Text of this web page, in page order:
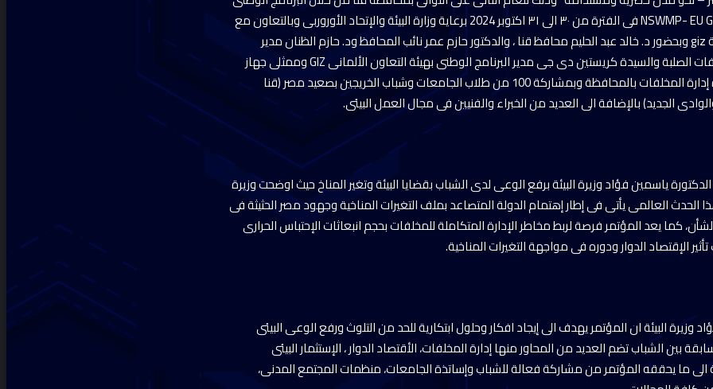
لإدارة المخلفات الصلبة NSWMP- EU Green فى الفترة من ٣٠ الى ٣١ اكتوبر 2024 برعاية وزارة البيئة والإتحاد الأوروربى وبالتعاون مع
هيئة التعاون الدولى الألمانية giz وبحضور د. خالد عبد الحليم محافظ قنا ، والدكتور حازم عمر نائب المحافظ ود. حازم الظنان مدير
البرنامج الوطنى لإدارة المخلفات الصلبة والسيدة كريستين دى جى مدير البرنامج الوطنى بهيئة التعاون الألمانى GIZ وممثلى جهاز
تنظيم إدارة المخلفات ووحدة إدارة المخلفات بالمحافظة وبمشاركة 100 من طلاب الجامعات وشباب الخريجين بصعيد مصر (قنا
الجديد) بالإضافة الى العديد من الخبراء والفنيين فى مجال العمل البيئى.
ياسمين فؤاد وزيرة البيئة برفع الوعى لدى الشباب بقضايا البيئة وتغير المناخ حيث اوضحت وزيرة
العالمى يأتى فى إطار إهتمام الدولة المتصاعد بملف التغيرات المناخية وجهود مصر الحثيثة فى
كما يعد المؤتمر فرصة لربط مخاطر الإدارة المتكاملة للمخلفات بحجم انبعاثات الإحتباس الحرارى
الإقتصاد الدوار ودوره فى مواجهة التغيرات المناخية.
البيئة ان المؤتمر يهدف الى إيجاد افكار وحلول ابتكارية للحد من التلوث ورفع الوعى البيئى
بين الشباب تضم العديد من المحاور منها إدارة المخلفات، الأقتصاد الدوار ، الإستثمار البيئى
الى ما يحققه المؤتمر من مشاركة فعالة للشباب وإساتذة الجامعات، منظمات المجتمع المدنى،